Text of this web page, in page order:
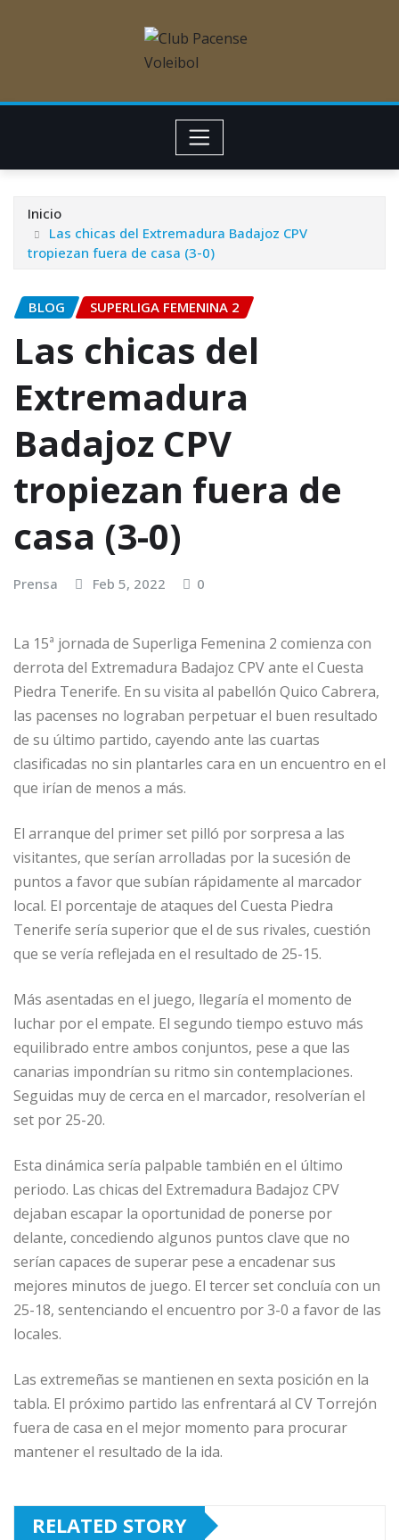
Inicio
Las chicas del Extremadura Badajoz CPV
tropiezan fuera de casa (3-0)
BLOG SUPERLIGA FEMENINA 2
Las chicas del
Extremadura
Badajoz CPV
tropiezan fuera de
casa (3-0)
Prensa Feb 5, 2022 0
La 15ª jornada de Superliga Femenina 2 comienza con
derrota del Extremadura Badajoz CPV ante el Cuesta
Piedra Tenerife. En su visita al pabellón Quico Cabrera,
las pacenses no lograban perpetuar el buen resultado
de su último partido, cayendo ante las cuartas
clasificadas no sin plantarles cara en un encuentro en el
que irían de menos a más.
El arranque del primer set pilló por sorpresa a las
visitantes, que serían arrolladas por la sucesión de
puntos a favor que subían rápidamente al marcador
local. El porcentaje de ataques del Cuesta Piedra
Tenerife sería superior que el de sus rivales, cuestión
que se vería reflejada en el resultado de 25-15.
Más asentadas en el juego, llegaría el momento de
luchar por el empate. El segundo tiempo estuvo más
equilibrado entre ambos conjuntos, pese a que las
canarias impondrían su ritmo sin contemplaciones.
Seguidas muy de cerca en el marcador, resolverían el
set por 25-20.
Esta dinámica sería palpable también en el último
periodo. Las chicas del Extremadura Badajoz CPV
dejaban escapar la oportunidad de ponerse por
delante, concediendo algunos puntos clave que no
serían capaces de superar pese a encadenar sus
mejores minutos de juego. El tercer set concluía con un
25-18, sentenciando el encuentro por 3-0 a favor de las
locales.
Las extremeñas se mantienen en sexta posición en la
tabla. El próximo partido las enfrentará al CV Torrejón
fuera de casa en el mejor momento para procurar
mantener el resultado de la ida.
RELATED STORY